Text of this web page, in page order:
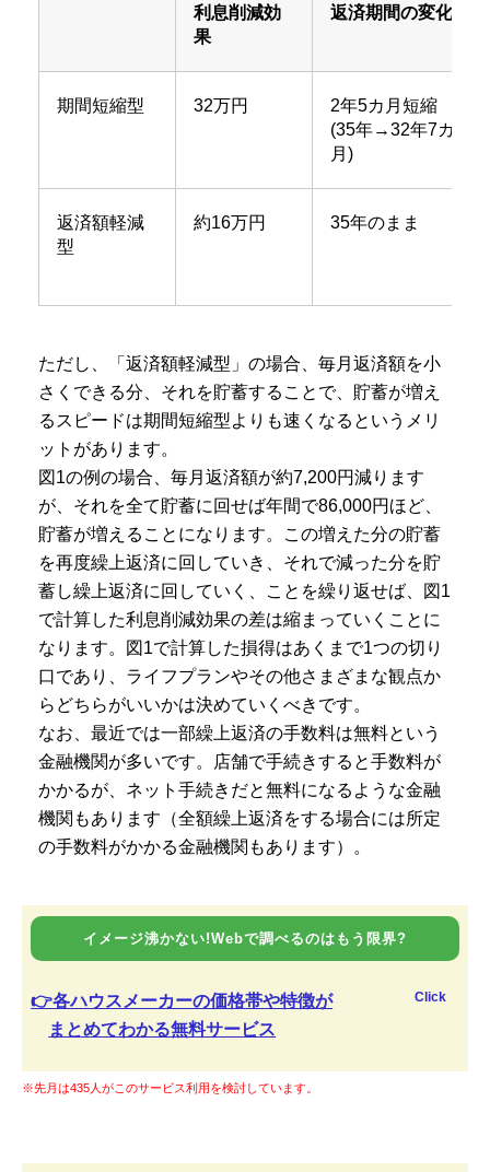
利息削減効
果
返済期間の変化
期間短縮型 32万円
2年5カ月短縮
(35年→32年7カ
月)
返済額軽減
型
約16万円 35年のまま
ただし、「返済額軽減型」の場合、毎月返済額を小
さくできる分、それを貯蓄することで、貯蓄が増え
るスピードは期間短縮型よりも速くなるというメリ
ットがあります。
図1の例の場合、毎月返済額が約7,200円減ります
が、それを全て貯蓄に回せば年間で86,000円ほど、
貯蓄が増えることになります。この増えた分の貯蓄
を再度繰上返済に回していき、それで減った分を貯
蓄し繰上返済に回していく、ことを繰り返せば、図1
で計算した利息削減効果の差は縮まっていくことに
なります。図1で計算した損得はあくまで1つの切り
口であり、ライフプランやその他さまざまな観点か
らどちらがいいかは決めていくべきです。
なお、最近では一部繰上返済の手数料は無料という
金融機関が多いです。店舗で手続きすると手数料が
かかるが、ネット手続きだと無料になるような金融
機関もあります（全額繰上返済をする場合には所定
の手数料がかかる金融機関もあります）。
イメージ沸かない!Webで調べるのはもう限界?
👉各ハウスメーカーの価格帯や特徴が
まとめてわかる無料サービス
Click
※先月は435人がこのサービス利用を検討しています。